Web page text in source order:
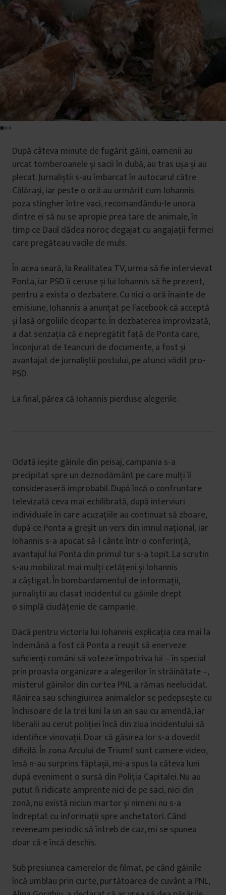
După câteva minute de fugărit găini, oamenii au
urcat tomberoanele și sacii în dubă, au tras ușa și au
plecat. Jurnaliștii s-au îmbarcat în autocarul către
Călărași, iar peste o oră au urmărit cum Iohannis
poza stingher între vaci, recomandându-le unora
dintre ei să nu se apropie prea tare de animale, în
timp ce Daul dădea noroc degajat cu angajații fermei
care pregăteau vacile de muls.
În acea seară, la Realitatea TV, urma să fie intervievat
Ponta, iar PSD îi ceruse și lui Iohannis să fie prezent,
pentru a exista o dezbatere. Cu nici o oră înainte de
emisiune, Iohannis a anunțat pe Facebook că acceptă
și lasă orgoliile deoparte. În dezbaterea improvizată,
a dat senzația că e nepregătit față de Ponta care,
înconjurat de teancuri de documente, a fost și
avantajat de jurnaliștii postului, pe atunci vădit pro-
PSD.
La final, părea că Iohannis pierduse alegerile.
Odată ieșite găinile din peisaj, campania s-a
precipitat spre un deznodământ pe care mulți îl
consideraseră improbabil. După încă o confruntare
televizată ceva mai echilibrată, după interviuri
individuale în care acuzațiile au continuat să zboare,
după ce Ponta a greșit un vers din imnul național, iar
Iohannis s-a apucat să-l cânte într-o conferință,
avantajul lui Ponta din primul tur s-a topit. La scrutin
s-au mobilizat mai mulți cetățeni și Iohannis
a câștigat. În bombardamentul de informații,
jurnaliștii au clasat incidentul cu găinile drept
o simplă ciudățenie de campanie.
Dacă pentru victoria lui Iohannis explicația cea mai la
îndemână a fost că Ponta a reușit să enerveze
suficienți români să voteze împotriva lui – în special
prin proasta organizare a alegerilor în străinătate –,
misterul găinilor din curtea PNL a rămas neelucidat.
Rănirea sau schingiuirea animalelor se pedepsește cu
închisoare de la trei luni la un an sau cu amendă, iar
liberalii au cerut poliției încă din ziua incidentului să
identifice vinovații. Doar că găsirea lor s-a dovedit
dificilă. În zona Arcului de Triumf sunt camere video,
însă n-au surprins făptașii, mi-a spus la câteva luni
după eveniment o sursă din Poliția Capitalei. Nu au
putut fi ridicate amprente nici de pe saci, nici din
zonă, nu există niciun martor și nimeni nu s-a
îndreptat cu informații spre anchetatori. Când
reveneam periodic să întreb de caz, mi se spunea
doar că e încă deschis.
Sub presiunea camerelor de filmat, pe când găinile
încă umblau prin curte, purtătoarea de cuvânt a PNL,